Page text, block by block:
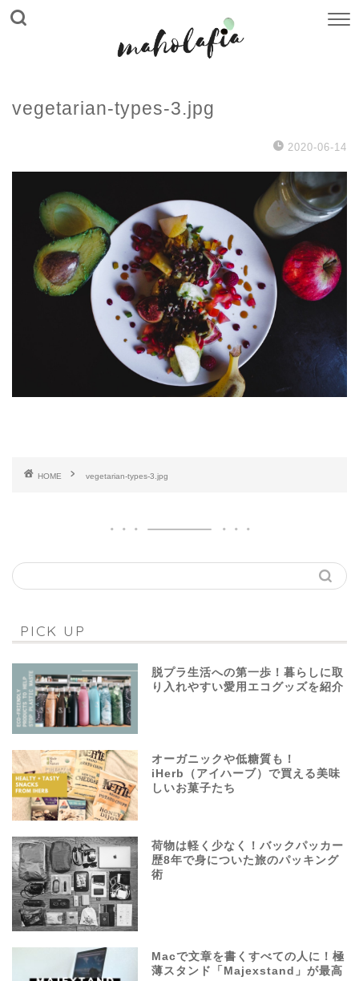
vegetarian-types-3.jpg
2020-06-14
HOME vegetarian-types-3.jpg
PICK UP
脱プラ生活への第一歩！暮らしに取
り入れやすい愛用エコグッズを紹介
オーガニックや低糖質も！
iHerb（アイハーブ）で買える美味
しいお菓子たち
荷物は軽く少なく！バックパッカー
歴8年で身についた旅のパッキング
術
Macで文章を書くすべての人に！極
薄スタンド「Majexstand」が最高